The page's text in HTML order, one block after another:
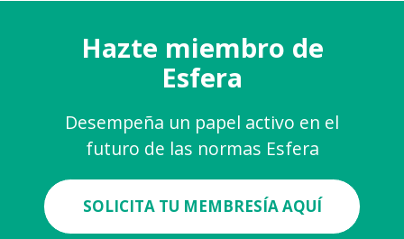
Hazte miembro de
Esfera
Desempeña un papel activo en el
futuro de las normas Esfera
SOLICITA TU MEMBRESÍA AQUÍ